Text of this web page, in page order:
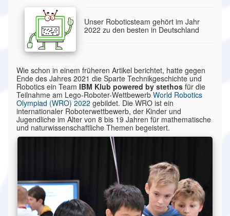
Unser Roboticsteam gehört im Jahr
2022 zu den besten in Deutschland
Wie schon in einem früheren Artikel berichtet, hatte gegen
Ende des Jahres 2021 die Sparte Technikgeschichte und
Robotics ein Team IBM Klub powered by stethos für die
Teilnahme am Lego-Roboter-Wettbewerb World Robotics
Olympiad (WRO) 2022 gebildet. Die WRO ist ein
internationaler Roboterwettbewerb, der Kinder und
Jugendliche im Alter von 8 bis 19 Jahren für mathematische
und naturwissenschaftliche Themen begeistert.